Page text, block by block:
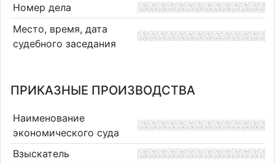
Номер дела
Место, время, дата
судебного заседания
ПРИКАЗНЫЕ ПРОИЗВОДСТВА
Наименование
экономического суда
Взыскатель